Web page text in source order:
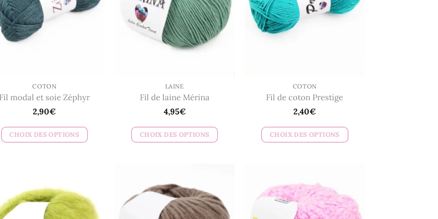
COTON
Fil modal et soie Zéphyr
2,90€
CHOIX DES OPTIONS
plusieurs
variations.
Les
LAINE
Fil de laine Mérina
4,95€
CHOIX DES OPTIONS
plusieurs
variations.
Les
COTON
Fil de coton Prestige
2,40€
CHOIX DES OPTIONS
plusieurs
variations.
Les